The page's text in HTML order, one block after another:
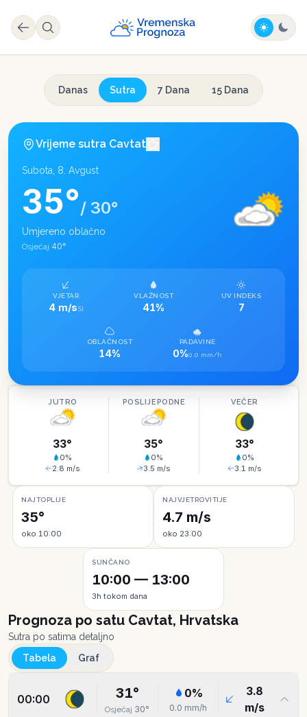
Danas Sutra 7 Dana 15 Dana
Vrijeme sutra Cavtat
Subota, 8. Avgust
35°/ 30°
Umjereno oblačno
Osjećaj 40°
VJETAR
4 m/sSI
VLAŽNOST
41%
UV INDEKS
7
OBLAČNOST
14%
PADAVINE
0%0.0 mm/h
JUTRO
33°
0%
2.8 m/s
POSLIJEPODNE
35°
0%
3.5 m/s
VEČER
33°
0%
3.1 m/s
NAJTOPLIJE
35°
oko 10:00
NAJVJETROVITIJE
4.7 m/s
oko 23:00
SUNČANO
10:00 — 13:00
3h tokom dana
Prognoza po satu Cavtat, Hrvatska
Sutra po satima detaljno
Tabela
Graf
00:00 31°
Osjećaj 30°
0%
0.0 mm/h
3.8
m/s